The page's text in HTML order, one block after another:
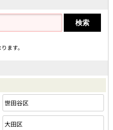
ます。
世田谷区
大田区